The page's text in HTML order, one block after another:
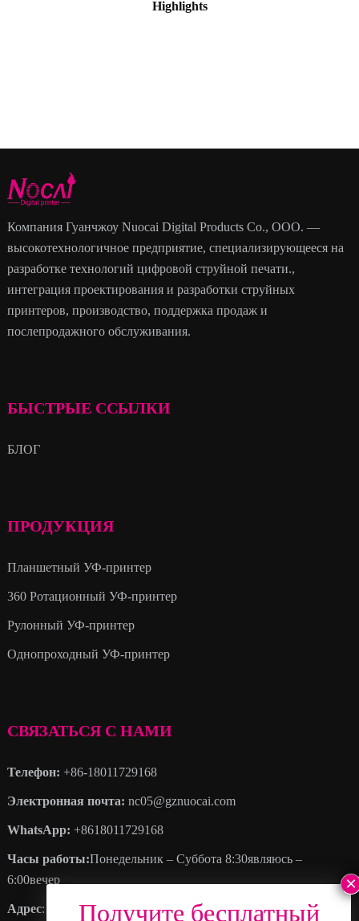
Highlights
Компания Гуанчжоу Nuocai Digital Products Co., ООО. —
высокотехнологичное предприятие, специализирующееся на
разработке технологий цифровой струйной печати.,
интеграция проектирования и разработки струйных
принтеров, производство, поддержка продаж и
послепродажного обслуживания.
БЫСТРЫЕ ССЫЛКИ
БЛОГ
ПРОДУКЦИЯ
Планшетный УФ-принтер
360 Ротационный УФ-принтер
Рулонный УФ-принтер
Однопроходный УФ-принтер
СВЯЗАТЬСЯ С НАМИ
Телефон: +86-18011729168
Электронная почта: nc05@gznuocai.com
WhatsApp: +8618011729168
Часы работы:Понедельник – Суббота 8:30являюсь –
6:00вечер
Адрес: Нет. 28, Хаоган Авеню, Больше городов, Наньшаский